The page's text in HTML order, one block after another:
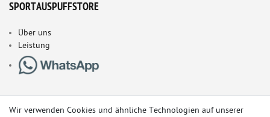
SPORTAUSPUFFSTORE
Über uns
Leistung
Wir verwenden Cookies und ähnliche Technologien auf unserer